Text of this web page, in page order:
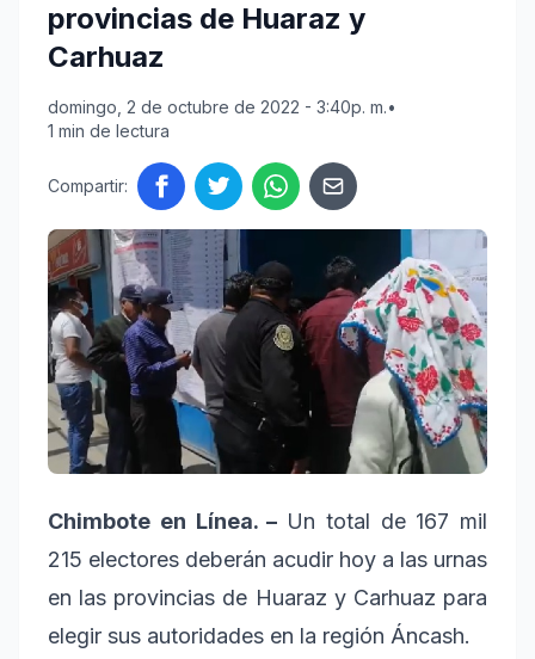
provincias de Huaraz y
Carhuaz
domingo, 2 de octubre de 2022 - 3:40p. m.•
1 min de lectura
Compartir:
Chimbote en Línea. – Un total de 167 mil
215 electores deberán acudir hoy a las urnas
en las provincias de Huaraz y Carhuaz para
elegir sus autoridades en la región Áncash.